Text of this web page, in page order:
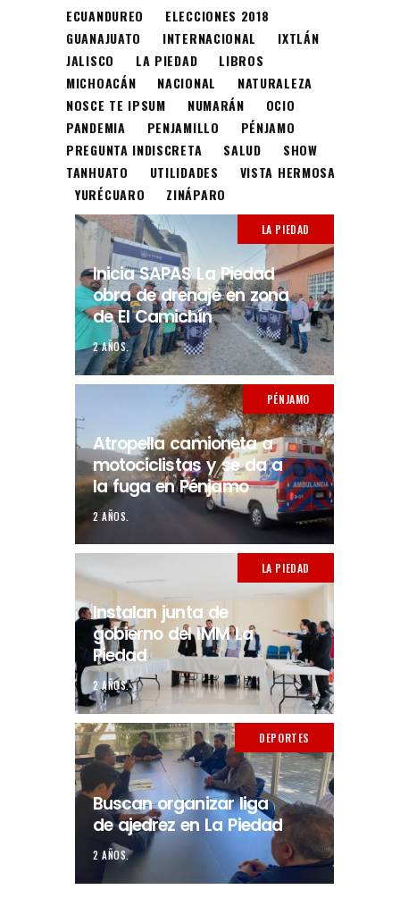
ECUANDUREO
ELECCIONES 2018
GUANAJUATO
INTERNACIONAL
IXTLÁN
JALISCO
LA PIEDAD
LIBROS
MICHOACÁN
NACIONAL
NATURALEZA
NOSCE TE IPSUM
NUMARÁN
OCIO
PANDEMIA
PENJAMILLO
PÉNJAMO
PREGUNTA INDISCRETA
SALUD
SHOW
TANHUATO
UTILIDADES
VISTA HERMOSA
YURÉCUARO
ZINÁPARO
LA PIEDAD
Inicia SAPAS La Piedad
obra de drenaje en zona
de El Camichín
2 AÑOS.
PÉNJAMO
Atropella camioneta a
motociclistas y se da a
la fuga en Pénjamo
2 AÑOS.
LA PIEDAD
Instalan junta de
gobierno del IMM La
Piedad
2 AÑOS.
DEPORTES
Buscan organizar liga
de ajedrez en La Piedad
2 AÑOS.